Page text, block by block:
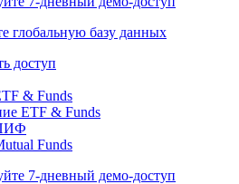
глобальную базу данных
доступ
& Funds
ETF & Funds
Funds
7-дневный демо-доступ